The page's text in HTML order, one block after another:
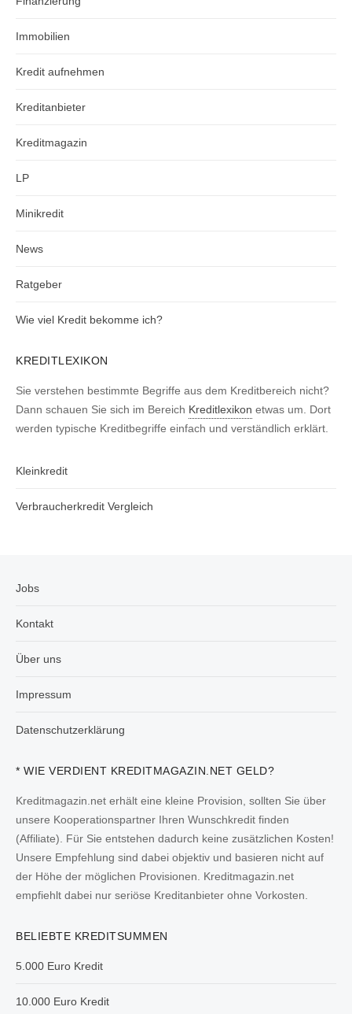
Immobilien
Kredit aufnehmen
Kreditanbieter
Kreditmagazin
LP
Minikredit
News
Ratgeber
Wie viel Kredit bekomme ich?
KREDITLEXIKON
Sie verstehen bestimmte Begriffe aus dem Kreditbereich nicht?
Dann schauen Sie sich im Bereich Kreditlexikon etwas um. Dort
werden typische Kreditbegriffe einfach und verständlich erklärt.
Kleinkredit
Verbraucherkredit Vergleich
Jobs
Kontakt
Über uns
Impressum
Datenschutzerklärung
* WIE VERDIENT KREDITMAGAZIN.NET GELD?
Kreditmagazin.net erhält eine kleine Provision, sollten Sie über
unsere Kooperationspartner Ihren Wunschkredit finden
(Affiliate). Für Sie entstehen dadurch keine zusätzlichen Kosten!
Unsere Empfehlung sind dabei objektiv und basieren nicht auf
der Höhe der möglichen Provisionen. Kreditmagazin.net
empfiehlt dabei nur seriöse Kreditanbieter ohne Vorkosten.
BELIEBTE KREDITSUMMEN
5.000 Euro Kredit
10.000 Euro Kredit